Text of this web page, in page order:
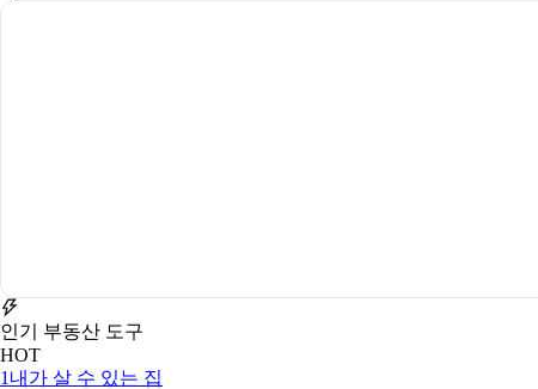
인기 부동산 도구
HOT
1 내가 살 수 있는 집